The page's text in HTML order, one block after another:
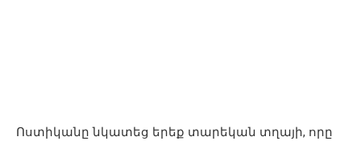
Ոստիկանը նկատեց երեք տարեկան տղայի, որը